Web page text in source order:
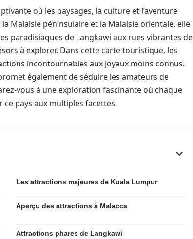
où les paysages, la culture et l’aventure
Malaisie péninsulaire et la Malaisie orientale, elle
paradisiaques de Langkawi aux rues vibrantes de
à explorer. Dans cette carte touristique, les
incontournables aux joyaux moins connus.
également de séduire les amateurs de
vous à une exploration fascinante où chaque
ce pays aux multiples facettes.
Les attractions majeures de Kuala Lumpur
Aperçu des attractions à Malacca
Attractions phares de Langkawi